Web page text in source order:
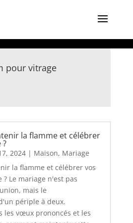
pour vitrage
la flamme et célébrer
?
2024| Maison, Mariage
la flamme et célébrer vos
? Le mariage n'est pas
mais le
périple à deux.
les vœux prononcés et les